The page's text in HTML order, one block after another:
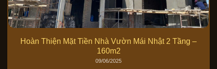
Hoàn Thiện Mặt Tiền Nhà Vườn Mái Nhật 2 Tầng –
160m2
09/06/2025